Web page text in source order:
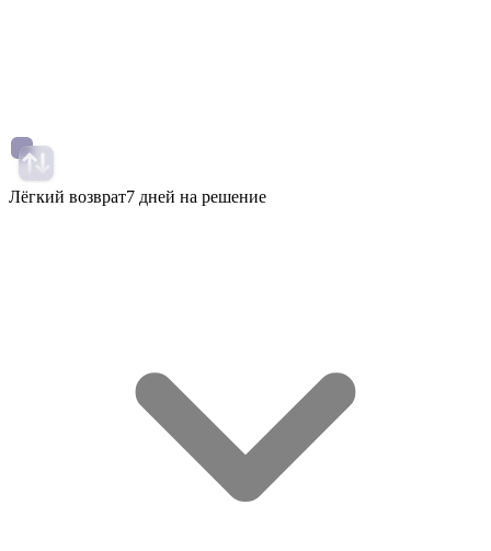
Лёгкий возврат7 дней на решение